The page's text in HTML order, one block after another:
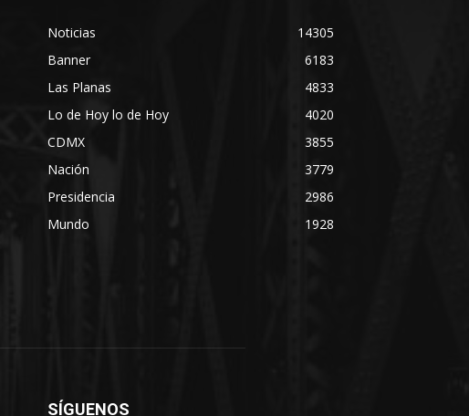
Noticias
14305
Banner
6183
Las Planas
4833
Lo de Hoy lo de Hoy
4020
CDMX
3855
Nación
3779
Presidencia
2986
Mundo
1928
SÍGUENOS